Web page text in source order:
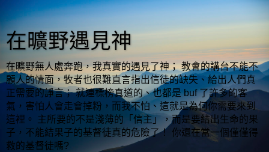
在曠野遇見神
在曠野無人處奔跑，我真實的遇見了神； 教會的講台不能不
顧人的情面，牧者也很難直言指出信徒的缺失、給出人們真
正需要的諍言； 就連標榜真道的、也都是 buf 了許多的客
氣，害怕人會走會掉粉，而我不怕、這就是為何你需要來到
這裡。 主所要的不是淺薄的「信主」，而是要結出生命的果
子，不能結果子的基督徒真的危險了！ 你還在當一個僅僅得
救的基督徒嗎?